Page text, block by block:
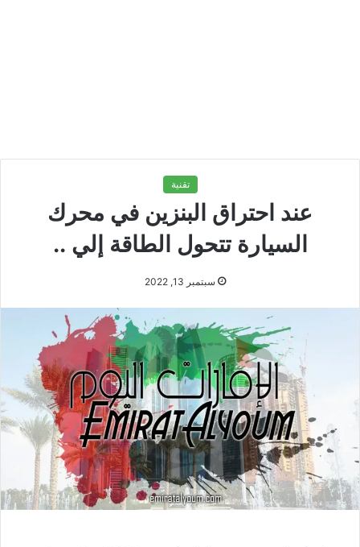
تقنية
عند احتراق البنزين في محرك
السيارة تتحول الطاقة إلي ..
سبتمبر 13, 2022